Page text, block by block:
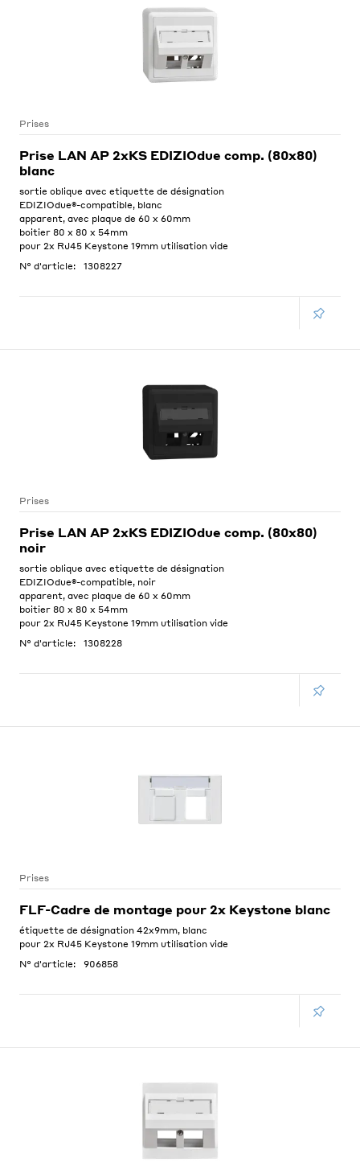
Prises
Prise LAN AP 2xKS EDIZIOdue comp. (80x80)
blanc
sortie oblique avec etiquette de désignation
EDIZIOdue®-compatible, blanc
apparent, avec plaque de 60 x 60mm
boitier 80 x 80 x 54mm
pour 2x RJ45 Keystone 19mm utilisation vide
N° d'article:
1308227
Prises
Prise LAN AP 2xKS EDIZIOdue comp. (80x80)
noir
sortie oblique avec etiquette de désignation
EDIZIOdue®-compatible, noir
apparent, avec plaque de 60 x 60mm
boitier 80 x 80 x 54mm
pour 2x RJ45 Keystone 19mm utilisation vide
N° d'article:
1308228
Prises
FLF-Cadre de montage pour 2x Keystone blanc
étiquette de désignation 42x9mm, blanc
pour 2x RJ45 Keystone 19mm utilisation vide
N° d'article:
906858